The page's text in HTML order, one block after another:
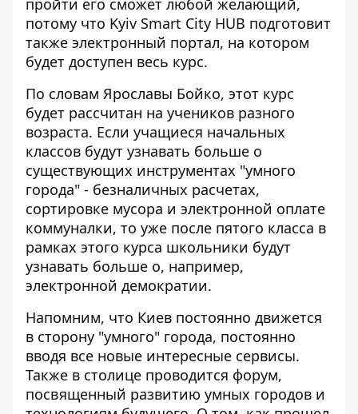
пройти его сможет любой желающий,
потому что Kyiv Smart City HUB подготовит
также электронный портал, на котором
будет доступен весь курс.
По словам Ярославы Бойко, этот курс
будет рассчитан на учеников разного
возраста. Если учащиеся начальных
классов будут узнавать больше о
существующих инструментах "умного
города" - безналичных расчетах,
сортировке мусора и электронной оплате
коммуналки, то уже после пятого класса в
рамках этого курса школьники будут
узнавать больше о, например,
электронной демократии.
Напомним, что Киев постоянно движется
в сторону "умного" города, постоянно
вводя все новые интересные сервисы.
Также в столице проводится форум,
посвященный развитию умных городов и